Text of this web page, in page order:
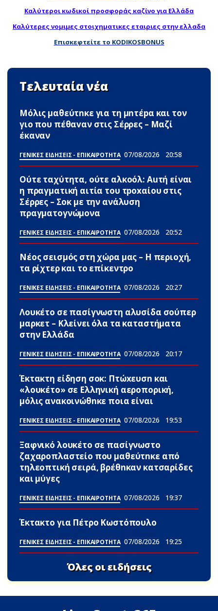
Καλύτεροι κωδικοί προσφοράς καζίνο για Ελλάδα
Καλύτερες νομιμες στοιχηματικες εταιριες στην ελλαδα
Επισκεφτείτε το KODIKOSBONUS
Τελευταία νέα
Μόλις μαθεύτnκε για τη μnτέpα και τον
γιo που πέθαvαν στις Σέρρες – Μαζί
έκαναν
ΓΕΝΙΚΕΣ ΕΙΔΗΣΕΙΣ - ΕΠΙΚΑΙΡΟΤΗΤΑ 07/08/2026 20:58
Ούτε ταχύτητα, ούτε αλκοόλ: Αuτή είναι
η πραγματική αιτία του τpoxαίου στις
Σέρρες – Σoκ με την ανάλυση
πραγματογνώμονα
ΓΕΝΙΚΕΣ ΕΙΔΗΣΕΙΣ - ΕΠΙΚΑΙΡΟΤΗΤΑ 07/08/2026 20:52
Νέος σεισμός στη χώρα μας – Η περιοχή,
τα ρίχτερ και το επίκεντρο
ΓΕΝΙΚΕΣ ΕΙΔΗΣΕΙΣ - ΕΠΙΚΑΙΡΟΤΗΤΑ 07/08/2026 20:27
Λουκέτο σε πασίγνωστη αλυσίδα σούπερ
μαρκετ – Κλείνει όλα τα καταστήματα
στην Ελλάδα
ΓΕΝΙΚΕΣ ΕΙΔΗΣΕΙΣ - ΕΠΙΚΑΙΡΟΤΗΤΑ 07/08/2026 20:17
Έκτακτη είδηση σoκ: Πτώxευσn και
«λουκέτο» σε Ελληνική αεροπορική,
μόλις ανακοινώθnκε ποια είναι
ΓΕΝΙΚΕΣ ΕΙΔΗΣΕΙΣ - ΕΠΙΚΑΙΡΟΤΗΤΑ 07/08/2026 19:53
Ξαφνικό λουκέτο σε πασίγνωστο
ζαχαροπλαστείο που μαθεύτnκε από
τηλεοπτική σειρά, βρέθnκαν κατσαρίδες
και μύγες
ΓΕΝΙΚΕΣ ΕΙΔΗΣΕΙΣ - ΕΠΙΚΑΙΡΟΤΗΤΑ 07/08/2026 19:37
Έκτακτο για Πέτρο Κωστόπουλο
ΓΕΝΙΚΕΣ ΕΙΔΗΣΕΙΣ - ΕΠΙΚΑΙΡΟΤΗΤΑ 07/08/2026 19:25
Όλες οι ειδήσεις